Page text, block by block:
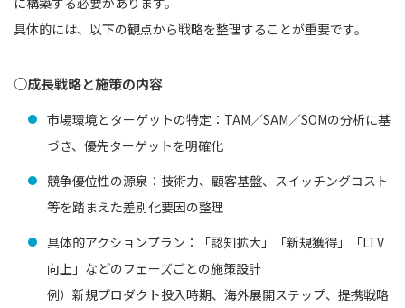
具体的には、以下の観点から戦略を整理することが重要です。
○成長戦略と施策の内容
市場環境とターゲットの特定：TAM／SAM／SOMの分析に基
づき、優先ターゲットを明確化
競争優位性の源泉：技術力、顧客基盤、スイッチングコスト
等を踏まえた差別化要因の整理
具体的アクションプラン：「認知拡大」「新規獲得」「LTV
向上」などのフェーズごとの施策設計
例）新規プロダクト投入時期、海外展開ステップ、提携戦略